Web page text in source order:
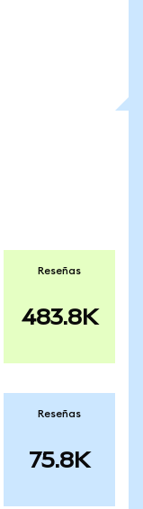
Reseñas
483.8K
Reseñas
75.8K